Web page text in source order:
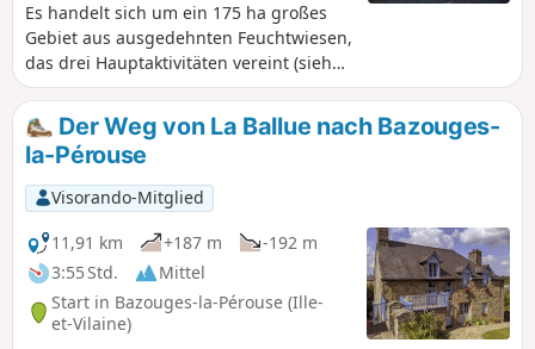
Es handelt sich um ein 175 ha großes
Gebiet aus ausgedehnten Feuchtwiesen,
das drei Hauptaktivitäten vereint (siehe
praktische Informationen). Dieser
Rundweg lädt Sie ein, diesen
Lebensraum zu entdecken, beginnend
bei der Fischtreppe und anschließend
dicht am Couesnon entlangführend. In
diesem regionalen Naturschutzgebiet
ist nur Vogelgesang zu hören.
Der Weg von La Ballue nach Bazouges-
la-Pérouse
Visorando-Mitglied
11,91 km
+187 m
-192 m
3:55 Std.
Mittel
Start in Bazouges-la-Pérouse (Ille-
et-Vilaine)